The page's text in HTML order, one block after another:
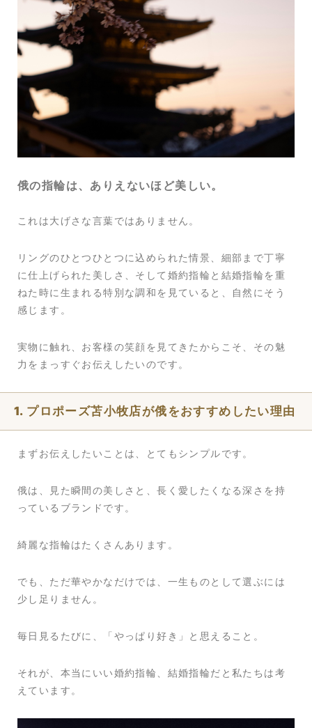
俄の指輪は、ありえないほど美しい。
これは大げさな言葉ではありません。
リングのひとつひとつに込められた情景、細部まで丁寧
に仕上げられた美しさ、そして婚約指輪と結婚指輪を重
ねた時に生まれる特別な調和を見ていると、自然にそう
感じます。
実物に触れ、お客様の笑顔を見てきたからこそ、その魅
力をまっすぐお伝えしたいのです。
1. プロポーズ苫小牧店が俄をおすすめしたい理由
まずお伝えしたいことは、とてもシンプルです。
俄は、見た瞬間の美しさと、長く愛したくなる深さを持
っているブランドです。
綺麗な指輪はたくさんあります。
でも、ただ華やかなだけでは、一生ものとして選ぶには
少し足りません。
毎日見るたびに、「やっぱり好き」と思えること。
それが、本当にいい婚約指輪、結婚指輪だと私たちは考
えています。